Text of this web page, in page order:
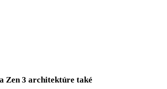
Zen 3 architektúre také